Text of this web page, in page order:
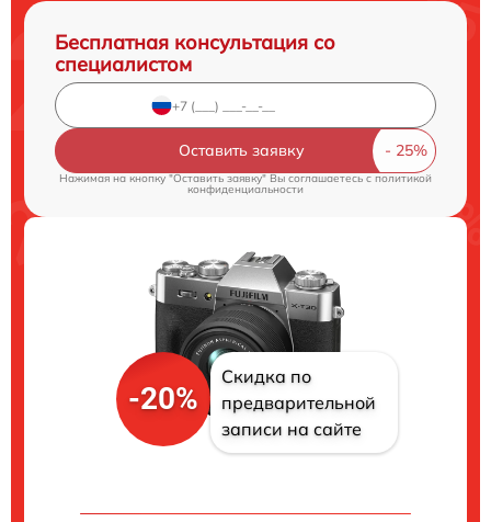
Бесплатная консультация со
специалистом
Оставить заявку
Нажимая на кнопку "Оставить заявку" Вы соглашаетесь c политикой
конфиденциальности
-20%
Скидка по
предварительной
записи на сайте